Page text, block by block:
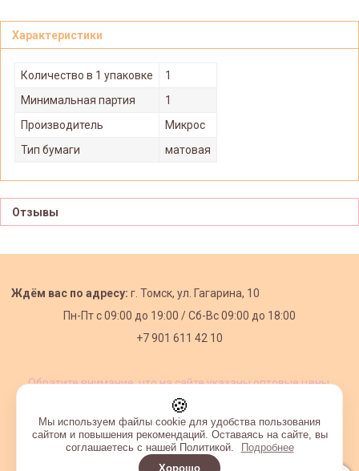
Характеристики
Количество в 1 упаковке
1
Минимальная партия
1
Производитель
Микрос
Тип бумаги
матовая
Отзывы
Ждём вас по адресу: г. Томск, ул. Гагарина, 10
Пн-Пт с09:00 до 19:00 /Сб-Вс 09:00 до 18:00
+7 901 611 42 10
Обратите внимание, что на сайте указаны оптовые цены,
🍪
Мы используем файлы cookie для удобства пользования
сайтом и повышения рекомендаций. Оставаясь на сайте, вы
соглашаетесь с нашей Политикой.
Подробнее
Хорошо